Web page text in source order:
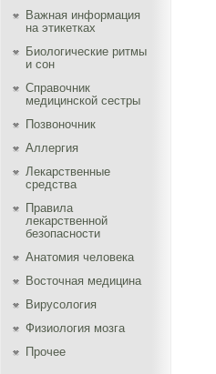
Важная информация
на этикетках
Биологические ритмы
и сон
Справочник
медицинской сестры
Позвоночник
Аллергия
Лекарственные
средства
Правила
лекарственной
безопасности
Aнатомия человека
Восточная медицина
Вирусология
Физиология мозга
Прочее